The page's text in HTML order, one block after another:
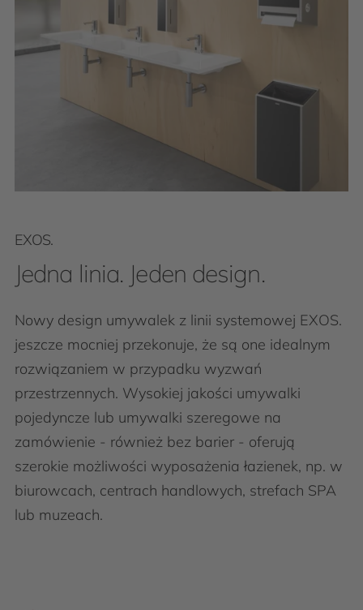
EXOS.
Jedna linia. Jeden design.
Nowy design umywalek z linii systemowej EXOS.
jeszcze mocniej przekonuje, że są one idealnym
rozwiązaniem w przypadku wyzwań
przestrzennych. Wysokiej jakości umywalki
pojedyncze lub umywalki szeregowe na
zamówienie - również bez barier - oferują
szerokie możliwości wyposażenia łazienek, np. w
biurowcach, centrach handlowych, strefach SPA
lub muzeach.